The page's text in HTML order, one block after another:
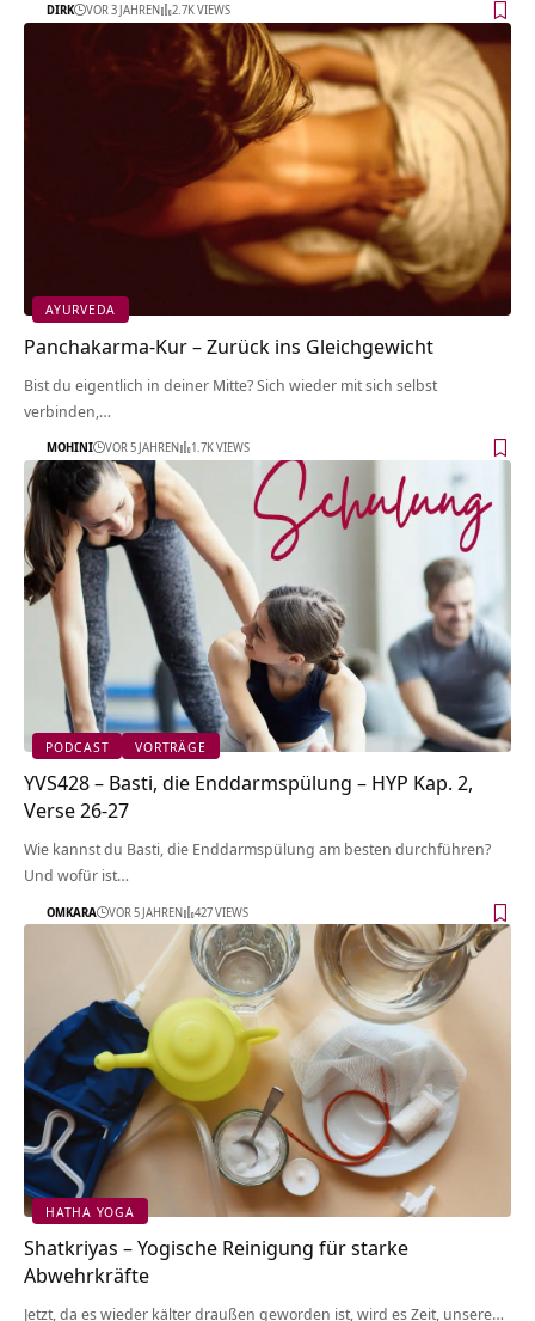
DIRK VOR 3 JAHREN 2.7K VIEWS
AYURVEDA
Panchakarma-Kur – Zurück ins Gleichgewicht
Bist du eigentlich in deiner Mitte? Sich wieder mit sich selbst
verbinden,…
MOHINI VOR 5 JAHREN 1.7K VIEWS
PODCAST VORTRÄGE
YVS428 – Basti, die Enddarmspülung – HYP Kap. 2,
Verse 26-27
Wie kannst du Basti, die Enddarmspülung am besten durchführen?
Und wofür ist…
OMKARA VOR 5 JAHREN 427 VIEWS
HATHA YOGA
Shatkriyas – Yogische Reinigung für starke
Abwehrkräfte
Jetzt, da es wieder kälter draußen geworden ist, wird es Zeit, unsere…